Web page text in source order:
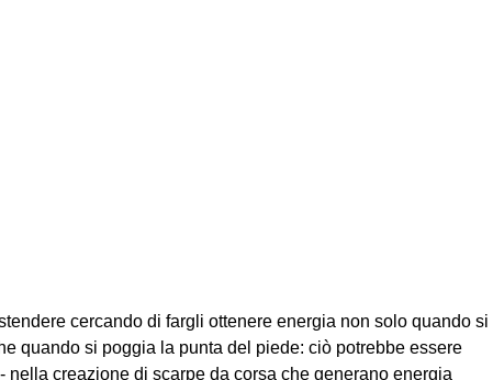
cercando di fargli ottenere energia non solo quando si
quando si poggia la punta del piede: ciò potrebbe essere
nella creazione di scarpe da corsa che generano energia